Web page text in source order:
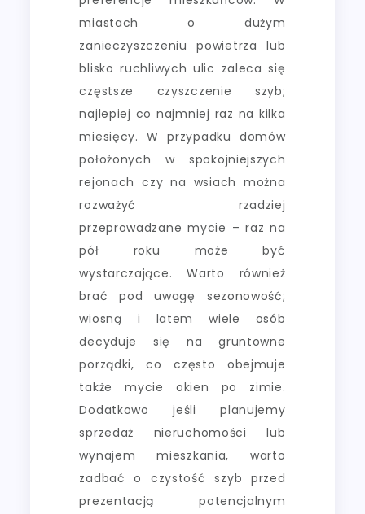
miastach o dużym
zanieczyszczeniu powietrza lub
blisko ruchliwych ulic zaleca się
częstsze czyszczenie szyb;
najlepiej co najmniej raz na kilka
miesięcy. W przypadku domów
położonych w spokojniejszych
rejonach czy na wsiach można
rozważyć rzadziej
przeprowadzane mycie – raz na
pół roku może być
wystarczające. Warto również
brać pod uwagę sezonowość;
wiosną i latem wiele osób
decyduje się na gruntowne
porządki, co często obejmuje
także mycie okien po zimie.
Dodatkowo jeśli planujemy
sprzedaż nieruchomości lub
wynajem mieszkania, warto
zadbać o czystość szyb przed
prezentacją potencjalnym